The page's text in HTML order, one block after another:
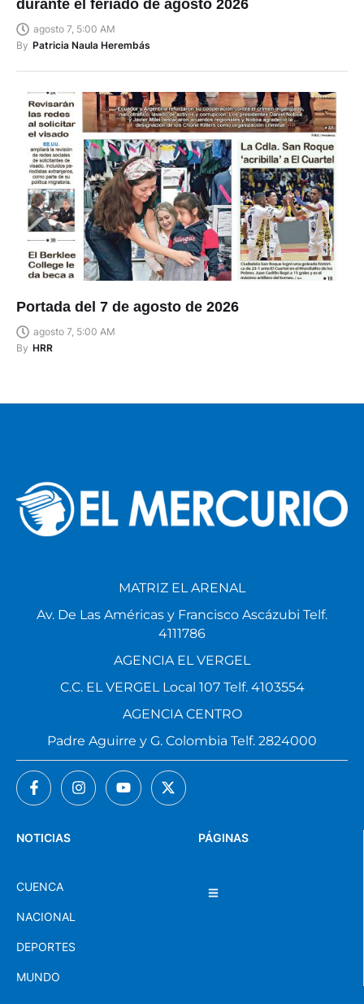
durante el feriado de agosto 2026
agosto 7, 5:00 AM
By Patricia Naula Herembás
Portada del 7 de agosto de 2026
agosto 7, 5:00 AM
By HRR
PÁGINAS
NOTICIAS
CUENCA
NACIONAL
DEPORTES
MUNDO
MATRIZ EL ARENAL
Av. De Las Américas y Francisco Ascázubi Telf.
4111786
AGENCIA EL VERGEL
C.C. EL VERGEL Local 107 Telf. 4103554
AGENCIA CENTRO
Padre Aguirre y G. Colombia Telf. 2824000